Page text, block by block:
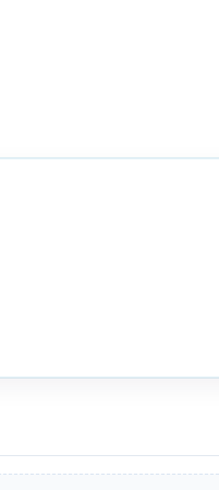
o acudiendo a la
completa.